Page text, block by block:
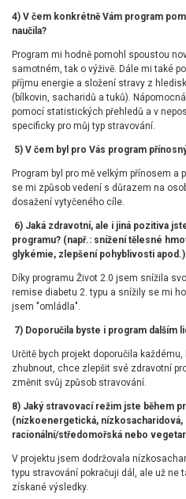
4) V čem konkrétně Vám program
naučila?
Program mi hodně pomohl spoustou
samotném, tak o výživě. Dále mi také
příjmu energie a složení stravy z
(bílkovin, sacharidů a tuků).
pomocí statistických přehledů a v
specificky pro můj typ stravování.
5) V čem byl pro Vás program
Program byl pro mě velkým přínosem a
se mi způsob vedení s důrazem na
dosažení vytyčeného cíle.
6) Jaká zdravotní, ale i jiná pozitiva
programu? (např.: snížení tělesné
glykémie, zlepšení pohyblivosti apod.)
Díky programu Život 2.0 jsem snížila
remise diabetu 2. typu a snížily se mi
jsem "omládla".
7) Doporučila byste i program dalším
Určitě bych projekt doporučila
zhubnout, chce zlepšit své zdravotní
změnit svůj způsob stravování.
8) Jaký stravovací režim jste během
(nízkoenergetická, nízkosacharidová,
racionální/středomořská nebo
V projektu jsem dodržovala
typu stravování pokračuji dál, ale už ne
získané výsledky.